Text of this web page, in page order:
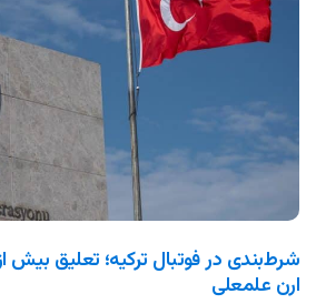
شرط‌بندی در فوتبال ترکیه؛ تعلیق بیش
ارن علمعلی